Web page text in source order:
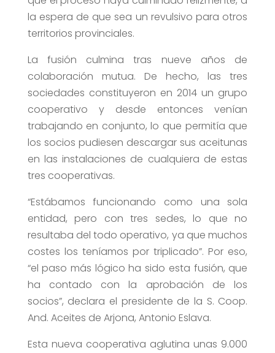
la espera de que sea un revulsivo para otros
territorios provinciales.
La fusión culmina tras nueve años de
colaboración mutua. De hecho, las tres
sociedades constituyeron en 2014 un grupo
cooperativo y desde entonces venían
trabajando en conjunto, lo que permitía que
los socios pudiesen descargar sus aceitunas
en las instalaciones de cualquiera de estas
tres cooperativas.
“Estábamos funcionando como una sola
entidad, pero con tres sedes, lo que no
resultaba del todo operativo, ya que muchos
costes los teníamos por triplicado”. Por eso,
“el paso más lógico ha sido esta fusión, que
ha contado con la aprobación de los
socios”, declara el presidente de la S. Coop.
And. Aceites de Arjona, Antonio Eslava.
Esta nueva cooperativa aglutina unas 9.000